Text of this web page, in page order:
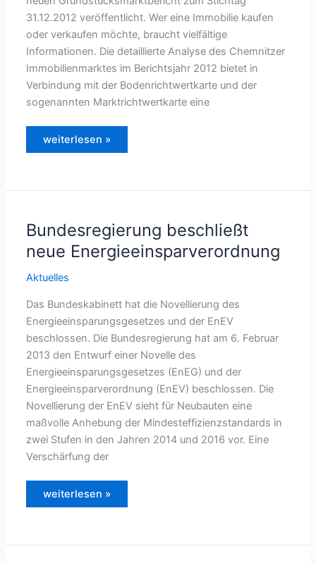
31.12.2012 veröffentlicht. Wer eine Immobilie kaufen
oder verkaufen möchte, braucht vielfältige
Informationen. Die detaillierte Analyse des Chemnitzer
Immobilienmarktes im Berichtsjahr 2012 bietet in
Verbindung mit der Bodenrichtwertkarte und der
sogenannten Marktrichtwertkarte eine
Der
Chemnitz
weiterlesen »
Bundesregierung beschließt
neue Energieeinsparverordnung
Aktuelles
Das Bundeskabinett hat die Novellierung des
Energieeinsparungsgesetzes und der EnEV
beschlossen. Die Bundesregierung hat am 6. Februar
2013 den Entwurf einer Novelle des
Energieeinsparungsgesetzes (EnEG) und der
Energieeinsparverordnung (EnEV) beschlossen. Die
Novellierung der EnEV sieht für Neubauten eine
maßvolle Anhebung der Mindesteffizienzstandards in
zwei Stufen in den Jahren 2014 und 2016 vor. Eine
Verschärfung der
Bundesregierung
weiterlesen »